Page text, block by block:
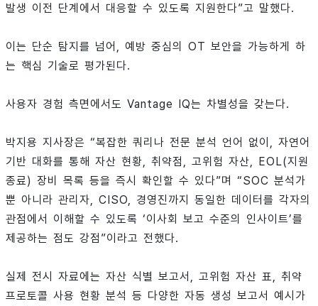
발생 이전 단계에서 대응할 수 있도록 지원한다”고 말했다.
이는 단순 탐지를 넘어, 예방 중심의 OT 보안을 가능하게 하
는 핵심 기술로 평가된다.
사용자 경험 측면에서도 Vantage IQ는 차별성을 갖는다.
박지용 지사장은 “복잡한 쿼리나 전문 분석 언어 없이, 자연어
기반 대화를 통해 자산 현황, 취약점, 고위험 자산, EOL(지원
종료) 장비 목록 등을 즉시 확인할 수 있다”며 “SOC 분석가
뿐 아니라 관리자, CISO, 경영진까지 동일한 데이터를 각자의
관점에서 이해할 수 있도록 ‘이사회 보고 수준의 인사이트’를
제공하는 점도 강점”이라고 전했다.
실제 전시 자료에는 자산 식별 보고서, 고위험 자산 표, 취약
프로토콜 사용 현황 분석 등 다양한 자동 생성 보고서 예시가